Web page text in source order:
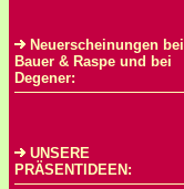
Neuerscheinungen bei
Bauer & Raspe und bei
Degener:
UNSERE
PRÄSENTIDEEN: